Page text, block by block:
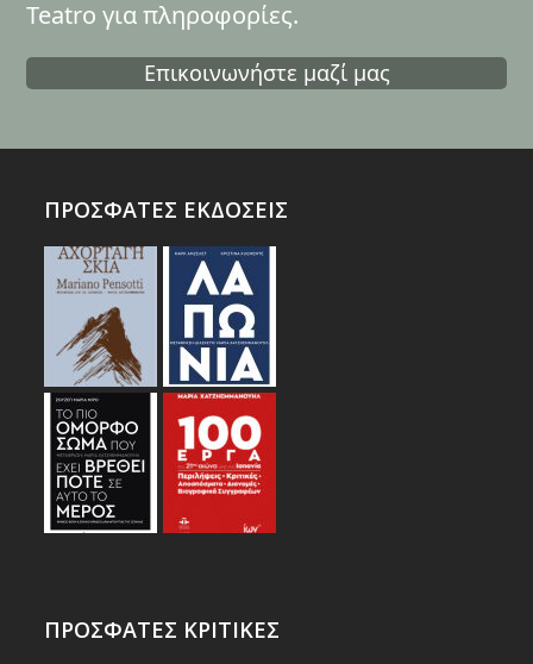
Teatro για πληροφορίες.
Επικοινωνήστε μαζί μας
ΠΡΟΣΦΑΤΕΣ ΕΚΔΟΣΕΙΣ
ΠΡΟΣΦΑΤΕΣ ΚΡΙΤΙΚΕΣ